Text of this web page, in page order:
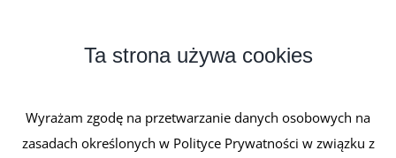
Wrzodziejące zapalenie jelita grubego to rozlany
Czytaj dalej
Ta strona używa cookies
Wyrażam zgodę na przetwarzanie danych osobowych na
zasadach określonych w Polityce Prywatności w związku z